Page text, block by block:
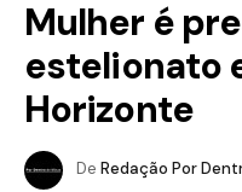
Mulher é
estelionato
Horizonte
De Redação Por